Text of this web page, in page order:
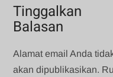
Tinggalkan
Balasan
Alamat email Anda
akan dipublikasikan.